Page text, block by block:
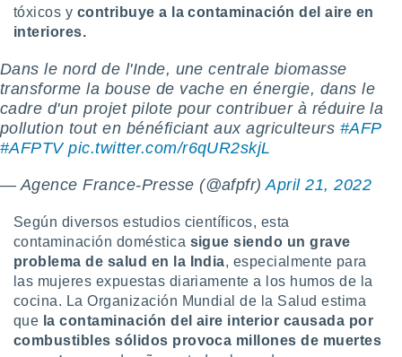
perfiles
crear un
uso de
contenido
de la
el
del
de
o a través
de
de
tóxicos y contribuye a la contaminación del aire en
interiores.
Dans le nord de l'Inde, une centrale biomasse
transforme la bouse de vache en énergie, dans le
cadre d'un projet pilote pour contribuer à réduire la
pollution tout en bénéficiant aux agriculteurs #AFP
#AFPTV pic.twitter.com/r6qUR2skjL
— Agence France-Presse (@afpfr)April 21, 2022
Según diversos estudios científicos, esta
contaminación doméstica sigue siendo un grave
problema de salud en la India, especialmente para
las mujeres expuestas diariamente a los humos de la
cocina. La Organización Mundial de la Salud estima
que la contaminación del aire interior causada por
combustibles sólidos provoca millones de muertes